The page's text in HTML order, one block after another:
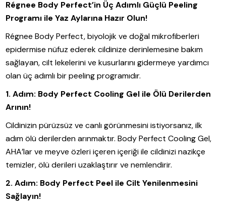
Régnee Body Perfect’in Üç Adımlı Güçlü Peeling
Programı ile Yaz Aylarına Hazır Olun!
Régnee Body Perfect, biyolojik ve doğal mikrofiberleri
epidermise nüfuz ederek cildinize derinlemesine bakım
sağlayan, cilt lekelerini ve kusurlarını gidermeye yardımcı
olan üç adımlı bir peeling programıdır.
1. Adım: Body Perfect Cooling Gel ile Ölü Derilerden
Arının!
Cildinizin pürüzsüz ve canlı görünmesini istiyorsanız, ilk
adım ölü derilerden arınmaktır. Body Perfect Cooling Gel,
AHA’lar ve meyve özleri içeren içeriği ile cildinizi nazikçe
temizler, ölü derileri uzaklaştırır ve nemlendirir.
2. Adım: Body Perfect Peel ile Cilt Yenilenmesini
Sağlayın!